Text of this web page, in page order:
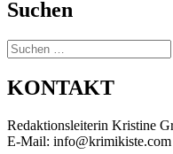
Suchen
Suchen
nach:
KONTAKT
Redaktionsleiterin Kristine
E-Mail: info@krimikiste.com